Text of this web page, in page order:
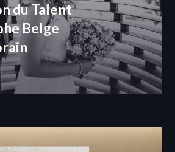
du Talent
Belge